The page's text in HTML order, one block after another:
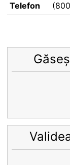
Telefon